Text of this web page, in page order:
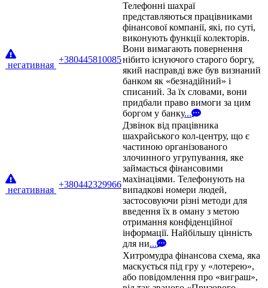
негативная
+380445810085
Телефонні шахраї
представляються працівниками
фінансової компанії, які, по суті,
виконують функції колекторів.
Вони вимагають повернення
нібито існуючого старого боргу,
який насправді вже був визнаний
банком як «безнадійний» і
списаний. За їх словами, вони
придбали право вимоги за цим
боргом у банку...
негативная
+380442329966
Дзвінок від працівника
шахрайського кол-центру, що є
частиною організованого
злочинного угрупування, яке
займається фінансовими
махінаціями. Телефонують на
випадкові номери людей,
застосовуючи різні методи для
введення їх в оману з метою
отримання конфіденційної
інформації. Найбільшу цінність
для ни...
Хитромудра фінансова схема, яка
маскується під гру у «лотерею»,
або повідомлення про «виграш»,